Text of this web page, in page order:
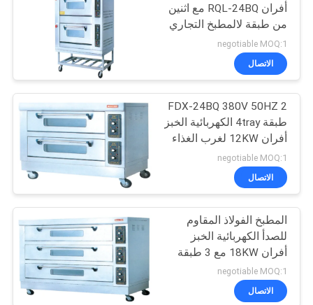
جولة
في
المعمل
رقابة
جودة
اتصل
أخبار
أفران RQL-24BQ مع اثنين
من طبقة لالمطبخ التجاري
negotiable MOQ:1
الاتصال
FDX-24BQ 380V 50HZ 2
طبقة 4tray الكهربائية الخبز
أفران 12KW لغرب الغذاء
مطبخ
negotiable MOQ:1
الاتصال
المطبخ الفولاذ المقاوم
للصدأ الكهربائية الخبز
أفران 18KW مع 3 طبقة
4tray FDX-36BQ
negotiable MOQ:1
الاتصال